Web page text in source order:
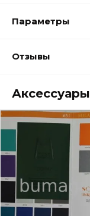
Параметры
Отзывы
Аксессуары